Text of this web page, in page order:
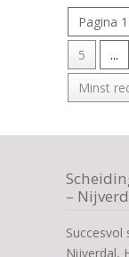
Pagina
5
...
Minst
–
Succesvol
Nijverdal,